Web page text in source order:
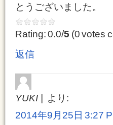
とうございました。
Rating: 0.0/5 (0 votes
返信
YUKI
より:
2014年9月25日 3:27